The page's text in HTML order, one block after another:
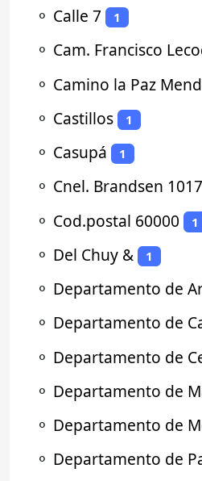
⚬ Calle 7 1
⚬ Cam. Francisco
⚬ Camino la Paz
⚬ Castillos 1
⚬ Casupá 1
⚬ Cnel. Brandsen 1017
⚬ Cod.postal 60000 1
⚬ Del Chuy & 1
⚬ Departamento de
⚬ Departamento de
⚬ Departamento de
⚬ Departamento de
⚬ Departamento de
⚬ Departamento de